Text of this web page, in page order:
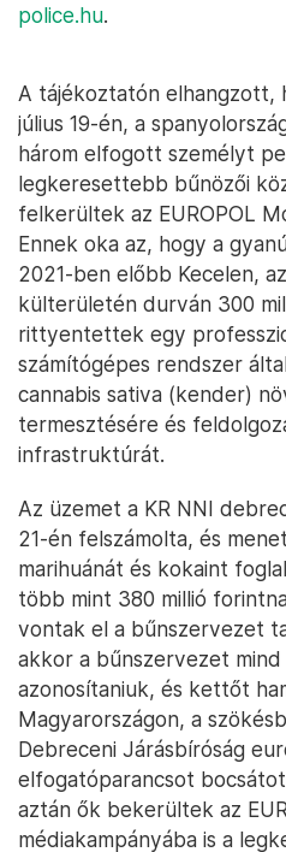
police.hu.
A tájékoztatón elhangzott,
július 19-én, a
három elfogott személyt
legkeresettebb bűnözői
felkerültek az EUROPOL
Ennek oka az, hogy a
2021-ben előbb Kecelen,
külterületén durván 300
rittyentettek egy
számítógépes rendszer
cannabis sativa (kender)
termesztésére és
infrastruktúrát.
Az üzemet a KR NNI
21-én felszámolta, és
marihuánát és kokaint
több mint 380 millió
vontak el a bűnszervezet
akkor a bűnszervezet
azonosítaniuk, és kettőt
Magyarországon, a
Debreceni Járásbíróság
elfogatóparancsot
aztán ők bekerültek az
médiakampányába is a